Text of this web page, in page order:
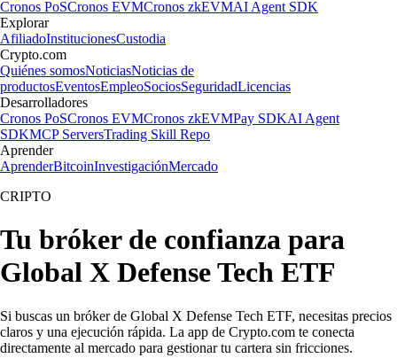
Cronos PoSCronos EVMCronos zkEVMAI Agent SDK
Explorar
AfiliadoInstitucionesCustodia
Crypto.com
Quiénes somosNoticiasNoticias de
productosEventosEmpleoSociosSeguridadLicencias
Desarrolladores
Cronos PoSCronos EVMCronos zkEVMPay SDKAI Agent
SDKMCP ServersTrading Skill Repo
Aprender
AprenderBitcoinInvestigaciónMercado
CRIPTO
Tu bróker de confianza para
Global X Defense Tech ETF
Si buscas un bróker de Global X Defense Tech ETF, necesitas precios
claros y una ejecución rápida. La app de Crypto.com te conecta
directamente al mercado para gestionar tu cartera sin fricciones.